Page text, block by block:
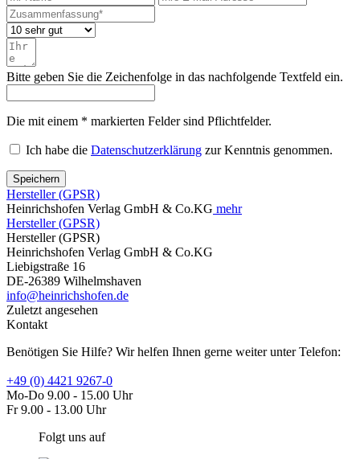
Bitte geben Sie die Zeichenfolge in das nachfolgende Textfeld ein.
Die mit einem * markierten Felder sind Pflichtfelder.
Ich habe die Datenschutzerklärung zur Kenntnis genommen.
Speichern
Hersteller (GPSR)
Heinrichshofen Verlag GmbH & Co.KG mehr
Hersteller (GPSR)
Hersteller (GPSR)
Heinrichshofen Verlag GmbH & Co.KG
Liebigstraße 16
DE-26389 Wilhelmshaven
info@heinrichshofen.de
Zuletzt angesehen
Kontakt
Benötigen Sie Hilfe? Wir helfen Ihnen gerne weiter unter Telefon:
+49 (0) 4421 9267-0
Mo-Do 9.00 - 15.00 Uhr
Fr 9.00 - 13.00 Uhr
Folgt uns auf